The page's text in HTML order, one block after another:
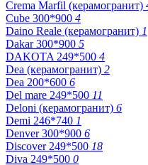
Crema Marfil (керамогранит)
Cube 300*900 4
Daino Reale (керамогранит) 1
Dakar 300*900 5
DAKOTA 249*500 4
Dea (керамогранит) 2
Dea 200*600 6
Del mare 249*500 11
Deloni (керамогранит) 6
Demi 246*740 1
Denver 300*900 6
Discover 249*500 18
Diva 249*500 0